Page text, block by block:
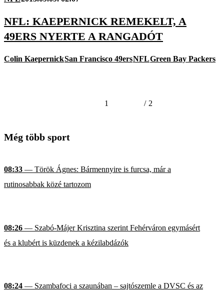
NFL: KAEPERNICK REMEKELT, A
49ERS NYERTE A RANGADÓT
Colin KaepernickSan Francisco 49ersNFLGreen Bay Packers
1 / 2
Még több sport
08:33 — Török Ágnes: Bármennyire is furcsa, már a
rutinosabbak közé tartozom
08:26 — Szabó-Májer Krisztina szerint Fehérváron egymásért
és a klubért is küzdenek a kézilabdázók
08:24 — Szambafoci a szaunában – sajtószemle a DVSC és az